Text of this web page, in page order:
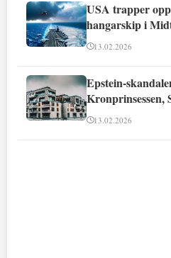
USA trapper
hangarskip i
13.02.2026
Epstein-
Kronprinsessen,
involvert
13.02.2026